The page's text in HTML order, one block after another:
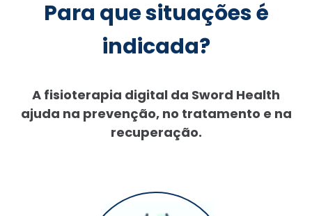
Para que situações é
indicada?
A fisioterapia digital da Sword Health
ajuda na prevenção, no tratamento e na
recuperação.